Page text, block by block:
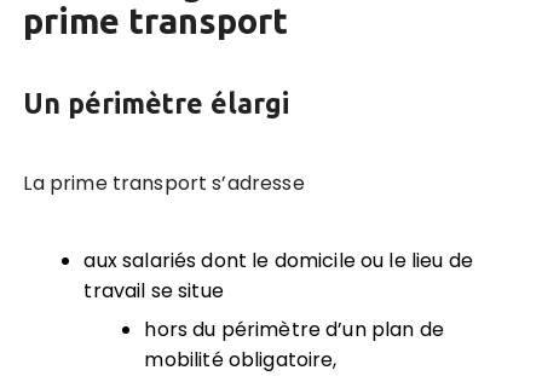
prime transport
Un périmètre élargi
La prime transport s’adresse
aux salariés dont le domicile ou le lieu de
travail se situe
hors du périmètre d’un plan de
mobilité obligatoire,